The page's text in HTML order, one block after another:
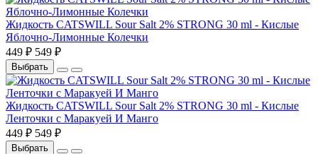
Жидкость CATSWILL Sour Salt 2% STRONG 30 ml - Кислые
Яблочно-Лимонные Колечки
449 ₽ 549 ₽
Выбрать
Жидкость CATSWILL Sour Salt 2% STRONG 30 ml - Кислые
Ленточки с Маракуей И Манго
449 ₽ 549 ₽
Выбрать